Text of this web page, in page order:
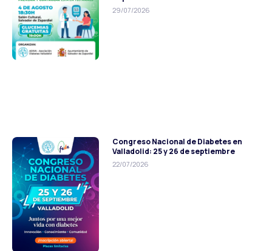
29/07/2026
Congreso Nacional de Diabetes en
Valladolid: 25 y 26 de septiembre
22/07/2026